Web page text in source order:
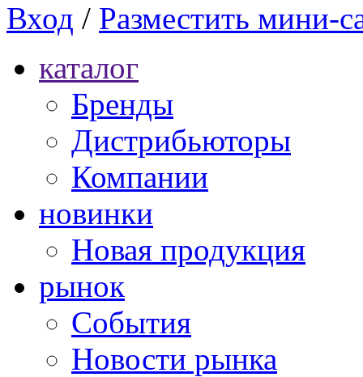
Вход / Разместить мини-
каталог
Бренды
Дистрибьюторы
Компании
новинки
Новая продукция
рынок
Cобытия
Новости рынка